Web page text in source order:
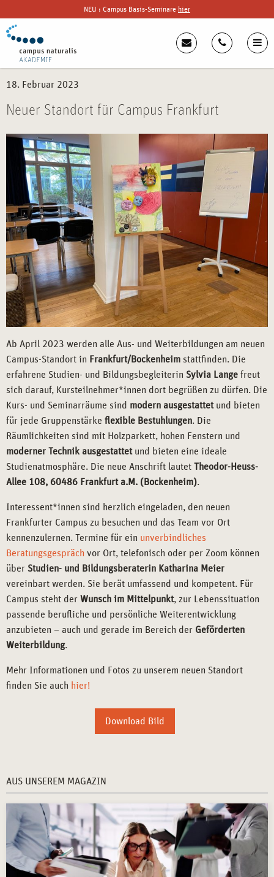
NEU : Campus Basis-Seminare hier
18. Februar 2023
Neuer Standort für Campus Frankfurt
Ab April 2023 werden alle Aus- und Weiterbildungen am neuen
Campus-Standort in Frankfurt/Bockenheim stattfinden. Die
erfahrene Studien- und Bildungsbegleiterin Sylvia Lange freut
sich darauf, Kursteilnehmer*innen dort begrüßen zu dürfen. Die
Kurs- und Seminarräume sind modern ausgestattetund bieten
für jede Gruppenstärke flexible Bestuhlungen. Die
Räumlichkeiten sind mit Holzparkett, hohen Fenstern und
moderner Technik ausgestattetund bieten eine ideale
Studienatmosphäre. Die neue Anschrift lautet Theodor-Heuss-
Allee 108, 60486 Frankfurt a.M. (Bockenheim).
Interessent*innen sind herzlich eingeladen, den neuen
Frankfurter Campus zu besuchen und das Team vor Ort
kennenzulernen. Termine für ein unverbindliches
Beratungsgespräch vor Ort, telefonisch oder per Zoom können
über Studien- und Bildungsberaterin Katharina Meier
vereinbart werden. Sie berät umfassend und kompetent. Für
Campus steht der Wunsch im Mittelpunkt, zur Lebenssituation
passende berufliche und persönliche Weiterentwicklung
anzubieten – auch und gerade im Bereich der Geförderten
Weiterbildung.
Mehr Informationen und Fotos zu unserem neuen Standort
finden Sie auch hier!
Download Bild
AUS UNSEREM MAGAZIN